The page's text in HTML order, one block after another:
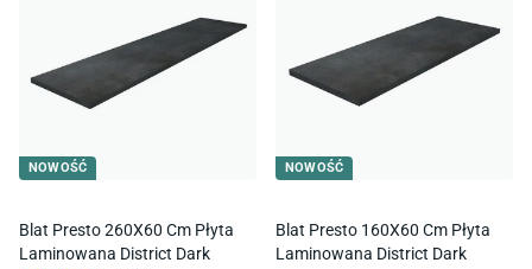
NOWOŚĆ
Blat Presto 260X60 Cm Płyta
Laminowana District Dark
NOWOŚĆ
Blat Presto 160X60 Cm Płyta
Laminowana District Dark